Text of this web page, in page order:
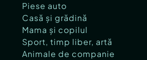
Piese auto
Casă și grădină
Mama și copilul
Sport, timp liber, artă
Animale de companie